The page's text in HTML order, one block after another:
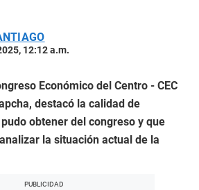
12:12 a.m.
Económico del Centro - CEC
destacó la calidad de
obtener del congreso y que
la situación actual de la